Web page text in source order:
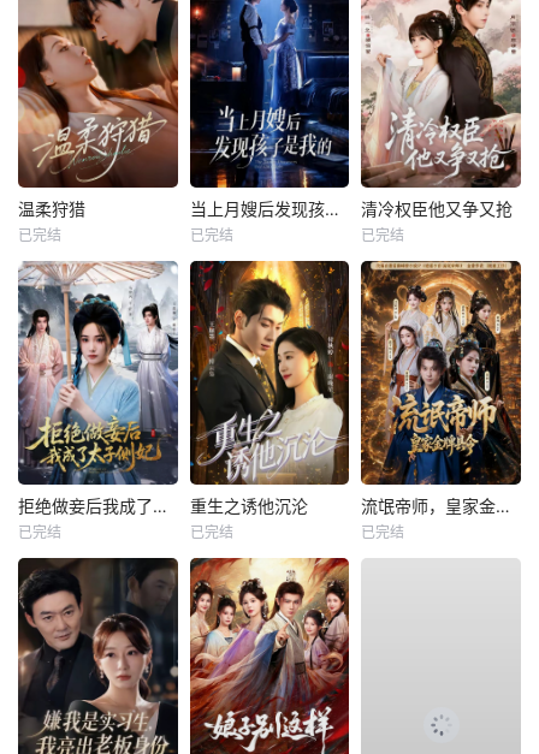
温柔狩猎
已完结
当上月嫂后发现孩子是我的
已完结
清冷权臣他又争又抢
已完结
拒绝做妾后我成了太子侧妃
已完结
重生之诱他沉沦
已完结
流氓帝师，皇家金牌县令
已完结